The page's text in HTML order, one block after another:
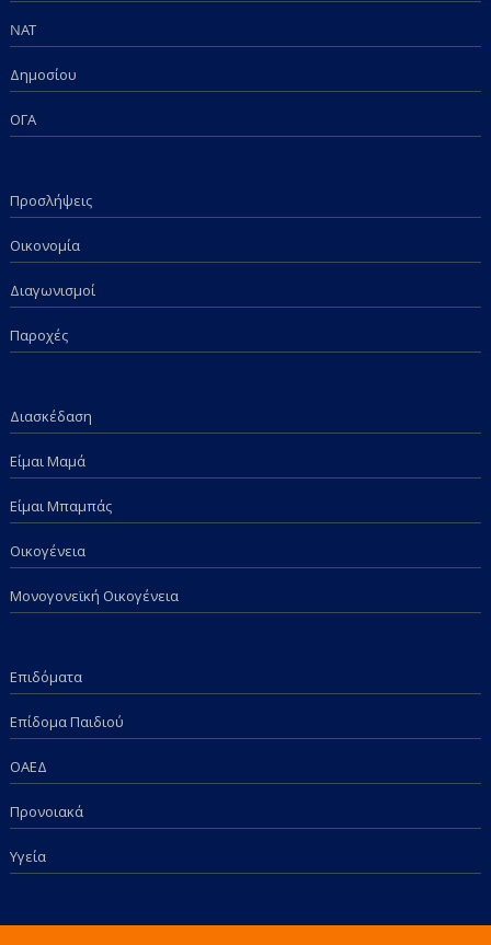
NAT
Δημοσίου
ΟΓΑ
Προσλήψεις
Οικονομία
Διαγωνισμοί
Παροχές
Διασκέδαση
Είμαι Μαμά
Είμαι Μπαμπάς
Οικογένεια
Μονογονεϊκή Οικογένεια
Επιδόματα
Επίδομα Παιδιού
ΟΑΕΔ
Προνοιακά
Υγεία